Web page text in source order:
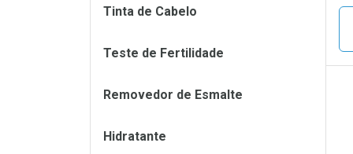
Tinta de Cabelo
Teste de Fertilidade
Removedor de Esmalte
Hidratante